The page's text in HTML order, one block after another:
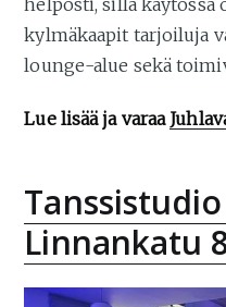
helposti, sillä käytössä
kylmäkaapit tarjoiluja
lounge-alue sekä
Lue lisää ja varaa
Linnankatu